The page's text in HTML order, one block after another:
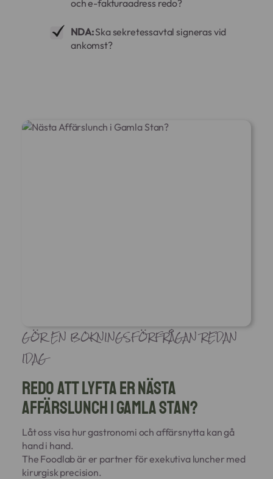
och e-fakturaadress redo?
NDA:Ska sekretessavtal signeras vid
ankomst?
GÖR EN BOKNINGSFÖRFRÅGAN REDAN
IDAG
Redo att lyfta er nästa
affärslunch i Gamla Stan?
Låt oss visa hur gastronomi och affärsnytta kan gå
hand i hand.
The Foodlab är er partner för exekutiva luncher med
kirurgisk precision.